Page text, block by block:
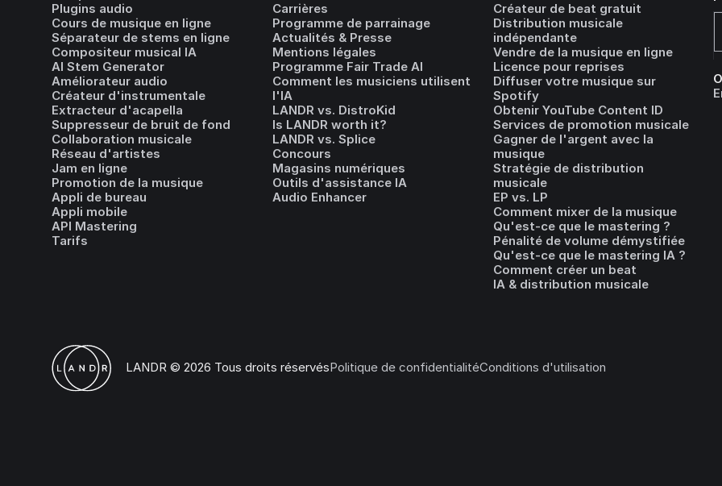
Plugins audio
Cours de musique en ligne
Séparateur de stems en ligne
Compositeur musical IA
AI Stem Generator
Améliorateur audio
Créateur d'instrumentale
Extracteur d'acapella
Suppresseur de bruit de fond
Collaboration musicale
Réseau d'artistes
Jam en ligne
Promotion de la musique
Appli de bureau
Appli mobile
API Mastering
Tarifs
Carrières
Programme de parrainage
Actualités & Presse
Mentions légales
Programme Fair Trade AI
Comment les musiciens utilisent
l'IA
LANDR vs. DistroKid
Is LANDR worth it?
LANDR vs. Splice
Concours
Magasins numériques
Outils d'assistance IA
Audio Enhancer
Créateur de beat gratuit
Distribution musicale
indépendante
Vendre de la musique en ligne
Licence pour reprises
Diffuser votre musique sur
Spotify
Obtenir YouTube Content ID
Services de promotion musicale
Gagner de l'argent avec la
musique
Stratégie de distribution
musicale
EP vs. LP
Comment mixer de la musique
Qu'est-ce que le mastering ?
Pénalité de volume démystifiée
Qu'est-ce que le mastering IA ?
Comment créer un beat
IA & distribution musicale
LANDR © 2026 Tous droits réservésPolitique de confidentialitéConditions d'utilisation